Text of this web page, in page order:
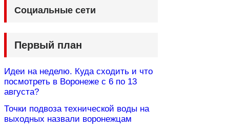
Социальные сети
Первый план
Идеи на неделю. Куда сходить и что
посмотреть в Воронеже с 6 по 13
августа?
Точки подвоза технической воды на
выходных назвали воронежцам